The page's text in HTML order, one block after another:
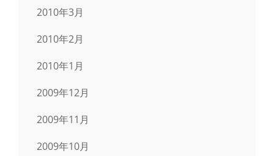
2010年3月
2010年2月
2010年1月
2009年12月
2009年11月
2009年10月